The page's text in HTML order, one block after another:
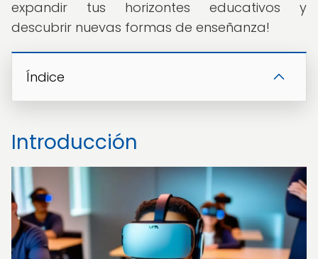
expandir tus horizontes educativos y
descubrir nuevas formas de enseñanza!
Índice
Introducción